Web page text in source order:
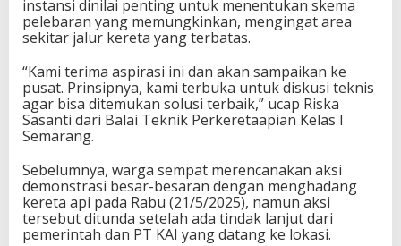
instansi dinilai penting untuk menentukan skema
pelebaran yang memungkinkan, mengingat area
sekitar jalur kereta yang terbatas.
“Kami terima aspirasi ini dan akan sampaikan ke
pusat. Prinsipnya, kami terbuka untuk diskusi teknis
agar bisa ditemukan solusi terbaik,” ucap Riska
Sasanti dari Balai Teknik Perkeretaapian Kelas I
Semarang.
Sebelumnya, warga sempat merencanakan aksi
demonstrasi besar-besaran dengan menghadang
kereta api pada Rabu (21/5/2025), namun aksi
tersebut ditunda setelah ada tindak lanjut dari
pemerintah dan PT KAI yang datang ke lokasi.